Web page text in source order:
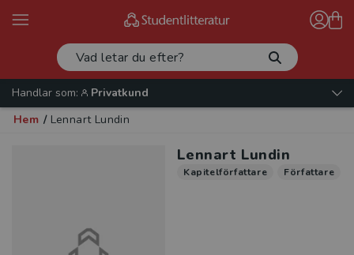
Handlar som:
Privatkund
Hem / Lennart Lundin
Lennart Lundin
Kapitelförfattare Författare